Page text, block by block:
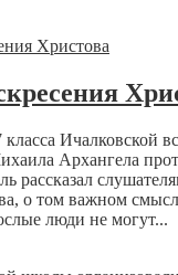
Ичалковской
Архангела
рассказал
о том важном
люди не могут...